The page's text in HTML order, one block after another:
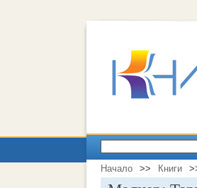
Начало >> Книги